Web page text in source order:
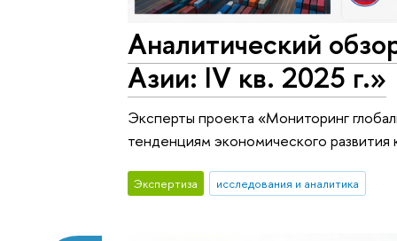
Аналитический
Азии: IV кв. 2025 г.»
Эксперты проекта «Мониторинг
тенденциям экономического
Экспертиза исследования и аналитика